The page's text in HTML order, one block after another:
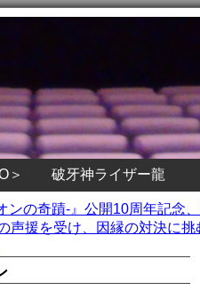
＞ 破牙神ライザー龍
ンの奇蹟-』公開10周年記念
声援を受け、因縁の対決に挑